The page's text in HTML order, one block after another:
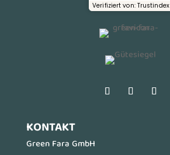
Verifiziert von: Trustindex
KONTAKT
Green Fara GmbH